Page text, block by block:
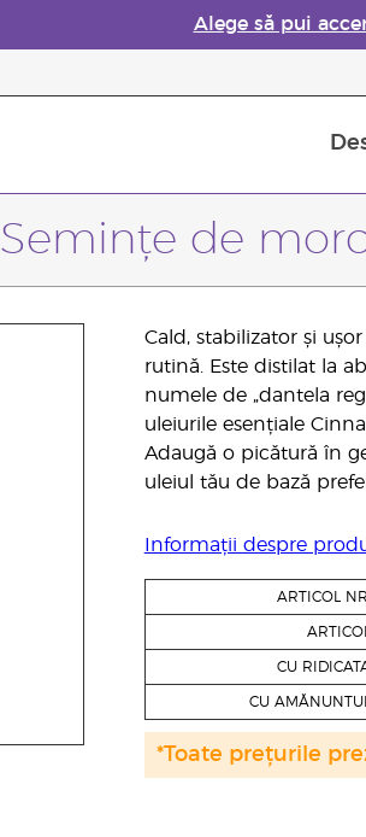
Alege să pui
Semințe de
Cald, stabilizator și
rutină. Este distilat la
numele de „dantela
uleiurile esențiale
Adaugă o picătură în
uleiul tău de bază
Informații despre
ARTICOL NR.
ARTICOL
CU
CU AMĂNUNTUL
*Toate prețurile